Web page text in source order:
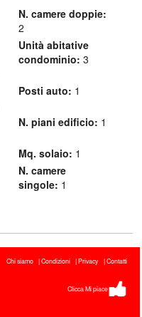
N. camere doppie:
2
Unità abitative
condominio: 3
Posti auto: 1
N. piani edificio: 1
Mq. solaio: 1
N. camere
singole: 1
Chi siamo Condizioni Privacy Contatti
Clicca Mi piace